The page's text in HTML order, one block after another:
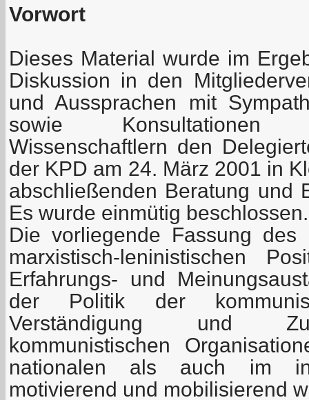
Vorwort
Dieses Material wurde im
Diskussion in den
und Aussprachen mit
sowie Konsultationen
Wissenschaftlern den
der KPD am 24. März 2001 in
abschließenden Beratung und
Es wurde einmütig beschlossen.
Die vorliegende Fassung des
marxistisch-leninistischen
Erfahrungs- und
der Politik der
Verständigung und
kommunistischen
nationalen als auch im
motivierend und mobilisierend